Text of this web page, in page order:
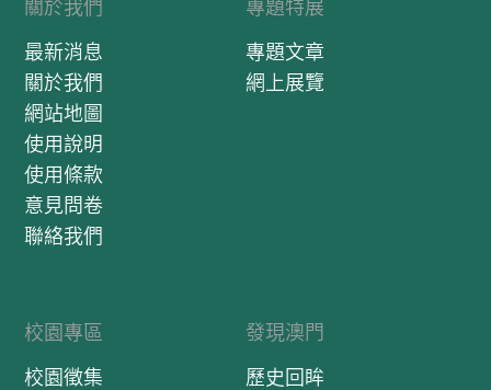
關於我們
最新消息
關於我們
網站地圖
使用說明
使用條款
意見問卷
聯絡我們
專題特展
專題文章
網上展覽
校園專區
校園徵集
發現澳門
歷史回眸